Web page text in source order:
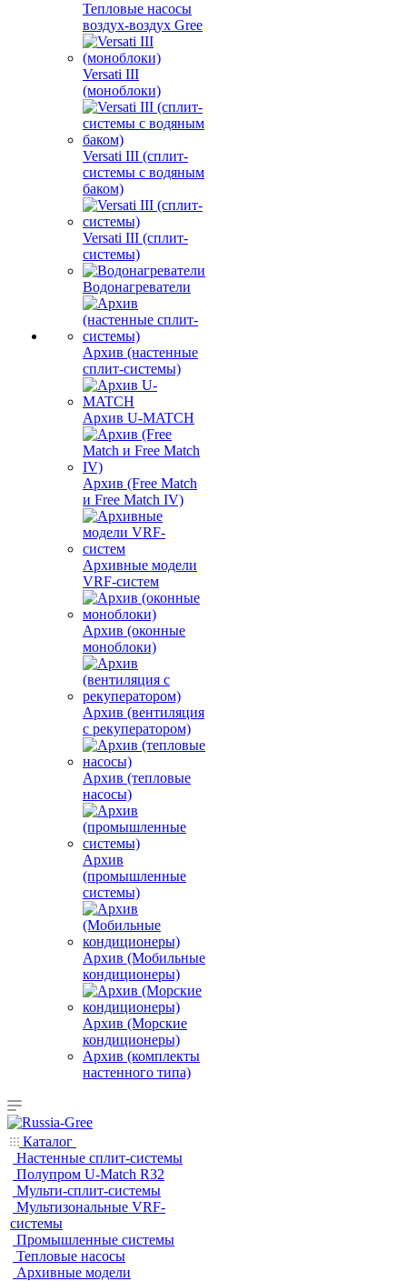
Тепловые насосы
воздух-воздух Gree
Versati III
(моноблоки)
Versati III (сплит-
системы с водяным
баком)
Versati III (сплит-
системы)
Водонагреватели
Архив (настенные
сплит-системы)
Архив U-MATCH
Архив (Free Match
и Free Match IV)
Архивные модели
VRF-систем
Архив (оконные
моноблоки)
Архив (вентиляция
с рекуператором)
Архив (тепловые
насосы)
Архив
(промышленные
системы)
Архив (Мобильные
кондиционеры)
Архив (Морские
кондиционеры)
Архив (комплекты
настенного типа)
Каталог
Настенные сплит-системы
Полупром U-Match R32
Мульти-сплит-системы
Мультизональные VRF-
системы
Промышленные системы
Тепловые насосы
Архивные модели